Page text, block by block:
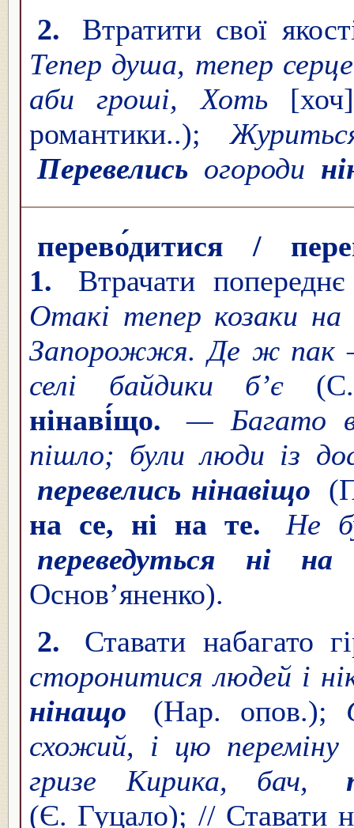
2.
Втратити свої
Тепер душа, тепер
аби гроші, Хоть
романтики..);
Перевелись огороди
перево́дитися /
1.
Втрачати
Отакі тепер козаки
Запорожжя. Де ж пак
селі байдики б’є
нінаві́що.
— Багато
пішло; були люди із
перевелись нінавіщо
на се, ні на те.
Не
переведуться ні
Основ’яненко).
2.
Ставати набагато
сторонитися людей і
нінащо
(Нар. опов.);
схожий, і цю переміну
гризе Кирика, бач,
(Є. Гуцало); // Ставати